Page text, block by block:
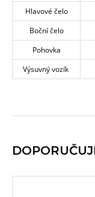
Hlavové čelo
Boční čelo
Pohovka
Výsuvný vozík